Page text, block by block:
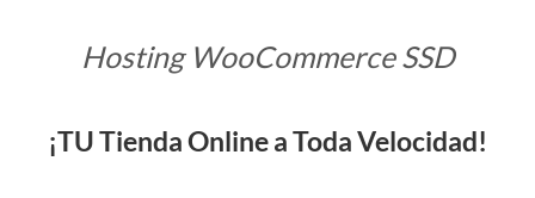
Hosting WooCommerce SSD
¡TU Tienda Online a Toda Velocidad!